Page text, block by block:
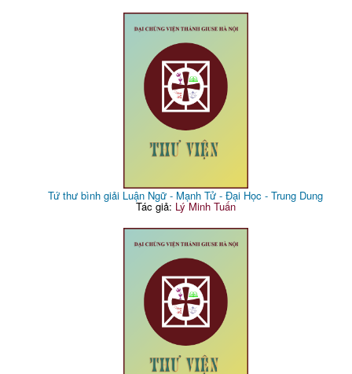
Tứ thư bình giải Luận Ngữ - Mạnh Tử - Đại Học - Trung Dung
Tác giả: Lý Minh Tuấn